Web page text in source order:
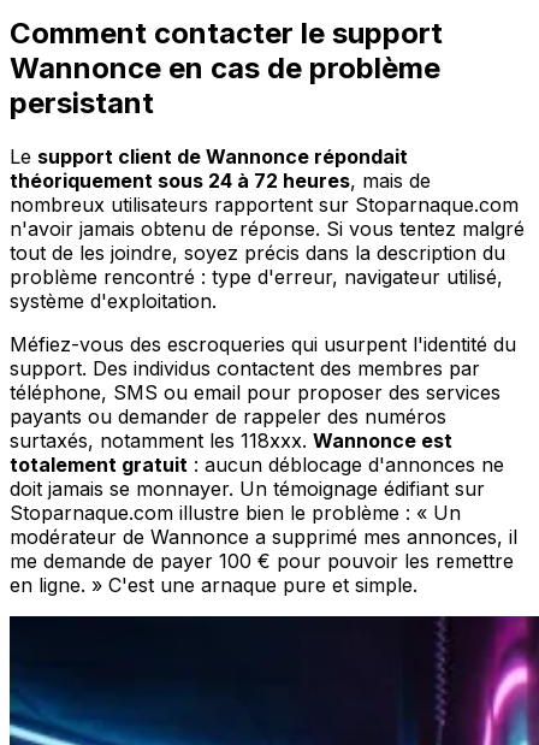
Comment contacter le support
Wannonce en cas de problème
persistant
Le support client de Wannonce répondait
théoriquement sous 24 à 72 heures, mais de
nombreux utilisateurs rapportent sur Stoparnaque.com
n'avoir jamais obtenu de réponse. Si vous tentez malgré
tout de les joindre, soyez précis dans la description du
problème rencontré : type d'erreur, navigateur utilisé,
système d'exploitation.
Méfiez-vous des escroqueries qui usurpent l'identité du
support. Des individus contactent des membres par
téléphone, SMS ou email pour proposer des services
payants ou demander de rappeler des numéros
surtaxés, notamment les 118xxx. Wannonce est
totalement gratuit : aucun déblocage d'annonces ne
doit jamais se monnayer. Un témoignage édifiant sur
Stoparnaque.com illustre bien le problème : « Un
modérateur de Wannonce a supprimé mes annonces, il
me demande de payer 100 € pour pouvoir les remettre
en ligne. » C'est une arnaque pure et simple.